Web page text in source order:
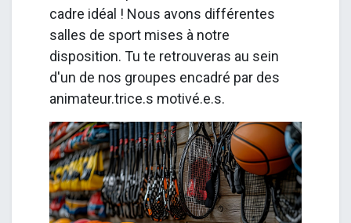
cadre idéal ! Nous avons différentes
salles de sport mises à notre
disposition. Tu te retrouveras au sein
d'un de nos groupes encadré par des
animateur.trice.s motivé.e.s.